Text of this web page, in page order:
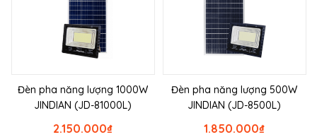
Đèn pha năng lượng 1000W
JINDIAN (JD-81000L)
₫
2.150.000
Đèn pha năng lượng 500W
JINDIAN (JD-8500L)
₫
1.850.000